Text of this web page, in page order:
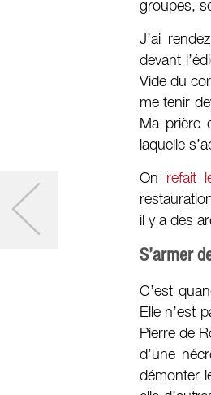
groupes,
J’ai
devant
Vide du
me tenir
Ma prière
laquelle
On refait
il y a des
S’armer
C’est
Elle n’est
Pierre de
d’une
démonter